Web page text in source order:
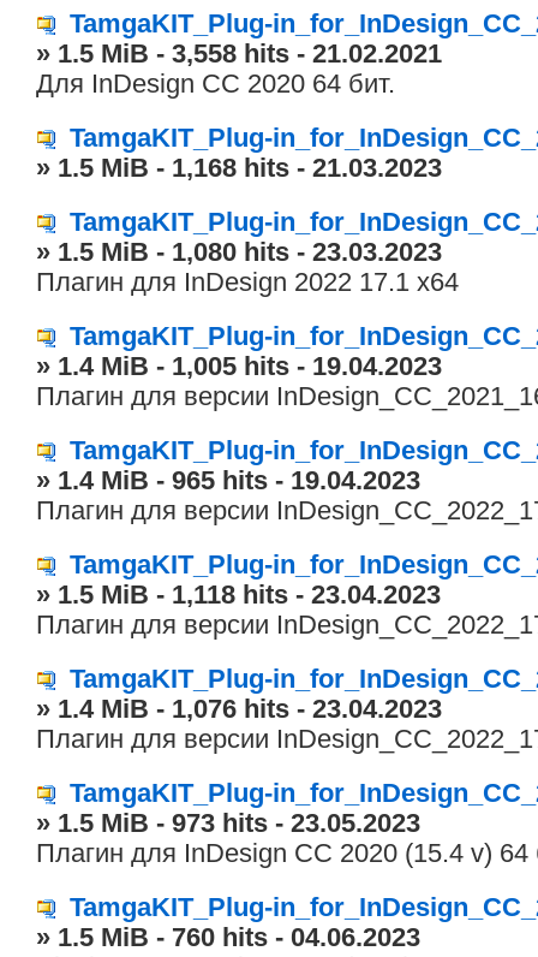
TamgaKIT_Plug-
» 1.5 MiB - 3,558 hits - 21.02.2021
Для InDesign CC 2020 64 бит.
TamgaKIT_Plug-
» 1.5 MiB - 1,168 hits - 21.03.2023
TamgaKIT_Plug-
» 1.5 MiB - 1,080 hits - 23.03.2023
Плагин для InDesign 2022 17.1 x64
TamgaKIT_Plug-
» 1.4 MiB - 1,005 hits - 19.04.2023
Плагин для версии
TamgaKIT_Plug-
» 1.4 MiB - 965 hits - 19.04.2023
Плагин для версии
TamgaKIT_Plug-
» 1.5 MiB - 1,118 hits - 23.04.2023
Плагин для версии
TamgaKIT_Plug-
» 1.4 MiB - 1,076 hits - 23.04.2023
Плагин для версии
TamgaKIT_Plug-
» 1.5 MiB - 973 hits - 23.05.2023
Плагин для InDesign CC 2020 (15.4 v) 64
TamgaKIT_Plug-
» 1.5 MiB - 760 hits - 04.06.2023